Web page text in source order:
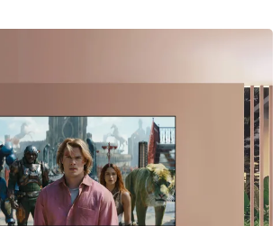
емкостью 9 900 мА·ч.